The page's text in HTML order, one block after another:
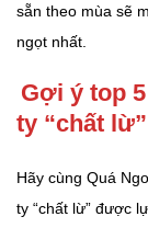
sẵn theo mùa sẽ
ngọt nhất.
Gợi ý top
ty “chất
Hãy cùng Quá
ty “chất lừ” được